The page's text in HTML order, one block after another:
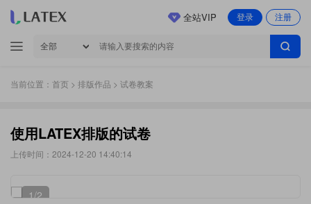
登录 注册
全站VIP
当前位置： 首页 > 排版作品 > 试卷教案
使用LATEX排版的试卷
上传时间：2024-12-20 14:40:14
1/2